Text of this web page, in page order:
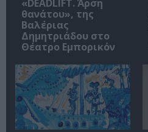
«DEADLIFT. Άρση
θανάτου», της
Βαλέριας
Δημητριάδου στο
Θέατρο Εμπορικόν